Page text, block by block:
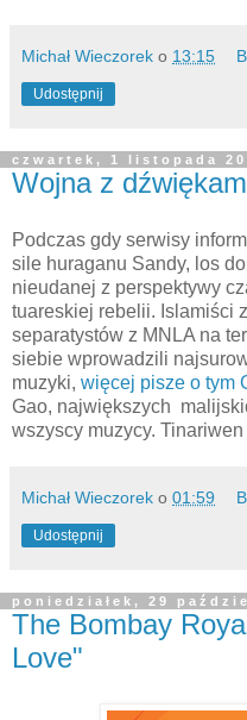
Michał Wieczorek o 13:15
Udostępnij
czwartek, 1 listopada
Wojna z
Podczas gdy serwisy
sile huraganu Sandy, los
nieudanej z perspektywy
tuareskiej rebelii. Islamiści
separatystów z MNLA na
siebie wprowadzili
muzyki, więcej pisze o tym
Gao, największych
wszyscy muzycy.
Michał Wieczorek o 01:59
Udostępnij
poniedziałek, 29
The Bombay
Love"